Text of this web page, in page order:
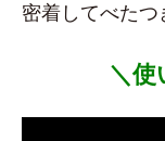
密着してべたつ
＼